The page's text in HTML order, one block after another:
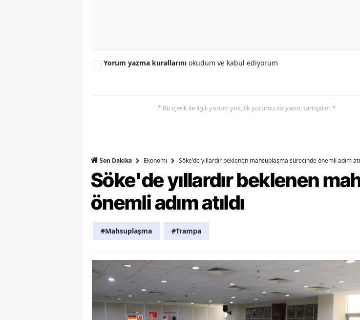
Zonguldak
Bayburt
Şırnak
Bartın
Yalova
Karabük
Kilis
Yorum yazma kurallarını okudum ve kabul ediyorum
* Bu içerik ile ilgili yorum yok, ilk yorumu siz yazın, tartışalım *
Son Dakika Ekonomi Söke'de yıllardır beklenen mahsuplaşma sürecinde önemli adım
Söke'de yıllardır beklenen
önemli adım atıldı
#Mahsuplaşma #Trampa